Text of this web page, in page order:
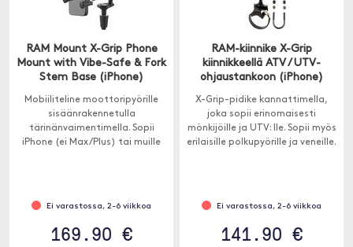
RAM Mount X-Grip Phone
Mount with Vibe-Safe & Fork
Stem Base (iPhone)
Mobiiliteline moottoripyörille
sisäänrakennetulla
tärinänvaimentimella. Sopii
iPhone (ei Max/Plus) tai muille
Ei varastossa, 2-6 viikkoa
169.90 €
RAM-kiinnike X-Grip
kiinnikkeellä ATV / UTV-
ohjaustankoon (iPhone)
X-Grip-pidike kannattimella,
joka sopii erinomaisesti
mönkijöille ja UTV: lle. Sopii myös
erilaisille polkupyörille ja veneille.
Ei varastossa, 2-6 viikkoa
141.90 €